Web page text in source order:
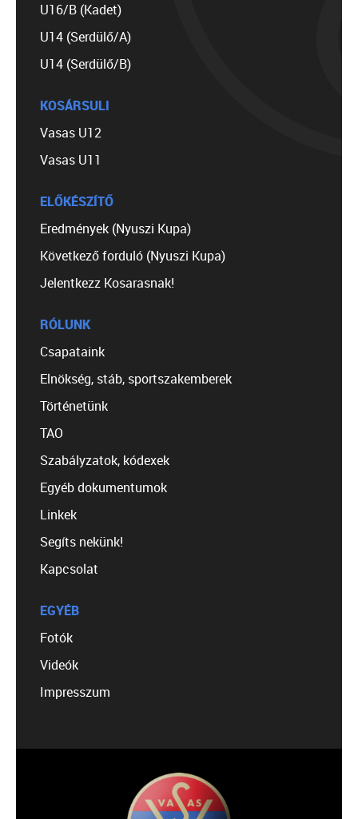
U16/B (Kadet)
U14 (Serdülő/A)
U14 (Serdülő/B)
KOSÁRSULI
Vasas U12
Vasas U11
ELŐKÉSZÍTŐ
Eredmények (Nyuszi Kupa)
Következő forduló (Nyuszi Kupa)
Jelentkezz Kosarasnak!
RÓLUNK
Csapataink
Elnökség, stáb, sportszakemberek
Történetünk
TAO
Szabályzatok, kódexek
Egyéb dokumentumok
Linkek
Segíts nekünk!
Kapcsolat
EGYÉB
Fotók
Videók
Impresszum